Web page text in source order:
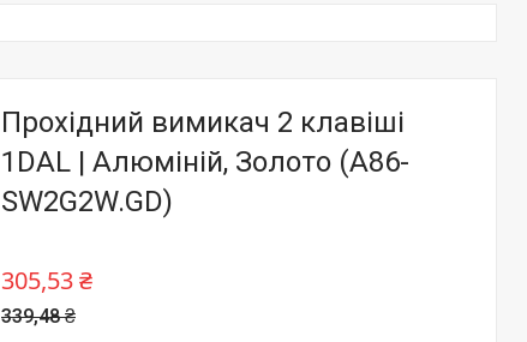
Прохідний вимикач 2 клавіші
1DAL | Алюміній, Золото (A86-
SW2G2W.GD)
339,48 ₴
305,53 ₴